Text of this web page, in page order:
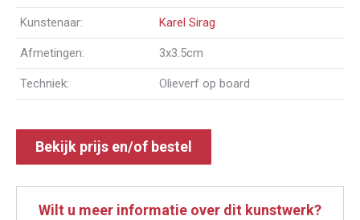
Kunstenaar: Karel Sirag
Afmetingen: 3x3.5cm
Techniek: Olieverf op board
Bekijk prijs en/of bestel
Wilt u meer informatie over dit kunstwerk?